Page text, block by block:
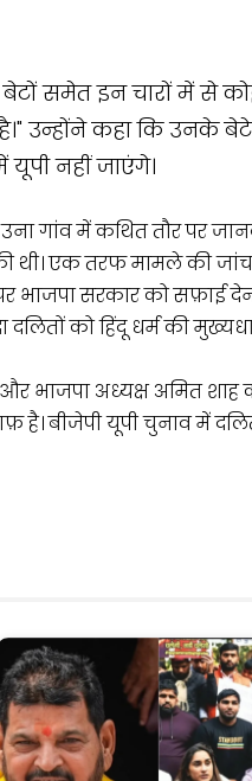
समेत इन चारों में से
उन्होंने कहा कि उनके
नहीं जाएंगे।
गांव में कथित तौर पर
थी। एक तरफ मामले की
सरकार को सफ़ाई
दलितों को हिंदू धर्म की
और भाजपा अध्यक्ष अमित
है। बीजेपी यूपी चुनाव में